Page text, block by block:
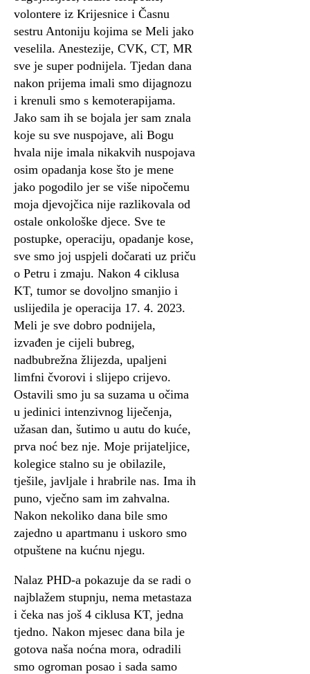
volontere iz Krijesnice i Časnu
sestru Antoniju kojima se Meli jako
veselila. Anestezije, CVK, CT, MR
sve je super podnijela. Tjedan dana
nakon prijema imali smo dijagnozu
i krenuli smo s kemoterapijama.
Jako sam ih se bojala jer sam znala
koje su sve nuspojave, ali Bogu
hvala nije imala nikakvih nuspojava
osim opadanja kose što je mene
jako pogodilo jer se više nipočemu
moja djevojčica nije razlikovala od
ostale onkološke djece. Sve te
postupke, operaciju, opadanje kose,
sve smo joj uspjeli dočarati uz priču
o Petru i zmaju. Nakon 4 ciklusa
KT, tumor se dovoljno smanjio i
uslijedila je operacija 17. 4. 2023.
Meli je sve dobro podnijela,
izvađen je cijeli bubreg,
nadbubrežna žlijezda, upaljeni
limfni čvorovi i slijepo crijevo.
Ostavili smo ju sa suzama u očima
u jedinici intenzivnog liječenja,
užasan dan, šutimo u autu do kuće,
prva noć bez nje. Moje prijateljice,
kolegice stalno su je obilazile,
tješile, javljale i hrabrile nas. Ima ih
puno, vječno sam im zahvalna.
Nakon nekoliko dana bile smo
zajedno u apartmanu i uskoro smo
otpuštene na kućnu njegu.
Nalaz PHD-a pokazuje da se radi o
najblažem stupnju, nema metastaza
i čeka nas još 4 ciklusa KT, jedna
tjedno. Nakon mjesec dana bila je
gotova naša noćna mora, odradili
smo ogroman posao i sada samo